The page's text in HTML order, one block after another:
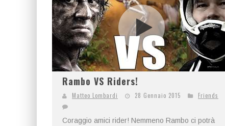
Rambo VS Riders!
Matteo Lombardi 28 Gennaio 2015 Friends
Coraggio amici rider! Nemmeno Rambo ci potrà